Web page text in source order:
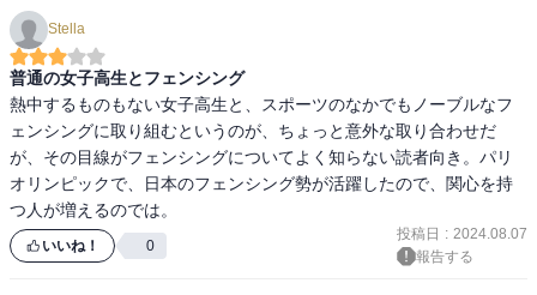
Stella
普通の女子高生とフェンシング
熱中するものもない女子高生と、スポーツのなかでもノーブルなフ
ェンシングに取り組むというのが、ちょっと意外な取り合わせだ
が、その目線がフェンシングについてよく知らない読者向き。パリ
オリンピックで、日本のフェンシング勢が活躍したので、関心を持
つ人が増えるのでは。
いいね！ 0
投稿日 : 2024.08.07
報告する